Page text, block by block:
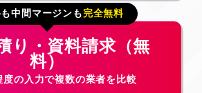
中間マージンも完全無料
り・資料請求（無
料）
度の入力で複数の業者を比較